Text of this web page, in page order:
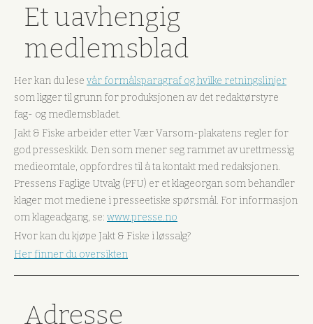
Et uavhengig
medlemsblad
Her kan du lese vår formålsparagraf og hvilke retningslinjer
som ligger til grunn for produksjonen av det redaktørstyre
fag- og medlemsbladet.
Jakt & Fiske arbeider etter Vær Varsom-plakatens regler for
god presseskikk. Den som mener seg rammet av urettmessig
medieomtale, oppfordres til å ta kontakt med redaksjonen.
Pressens Faglige Utvalg (PFU) er et klageorgan som behandler
klager mot mediene i presseetiske spørsmål. For informasjon
om klageadgang, se: www.presse.no
Hvor kan du kjøpe Jakt & Fiske i løssalg?
Her finner du oversikten
Adresse